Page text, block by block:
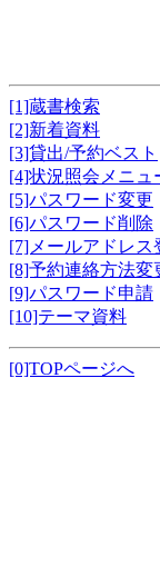
[1]蔵書検索
[2]新着資料
[3]貸出/予約ベスト
[4]状況照会メニュ
[5]パスワード変更
[6]パスワード削除
[7]メールアドレス
[8]予約連絡方法変
[9]パスワード申請
[10]テーマ資料
[0]TOPページへ